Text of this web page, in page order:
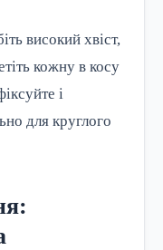
високий хвіст,
кожну в косу
і
для круглого